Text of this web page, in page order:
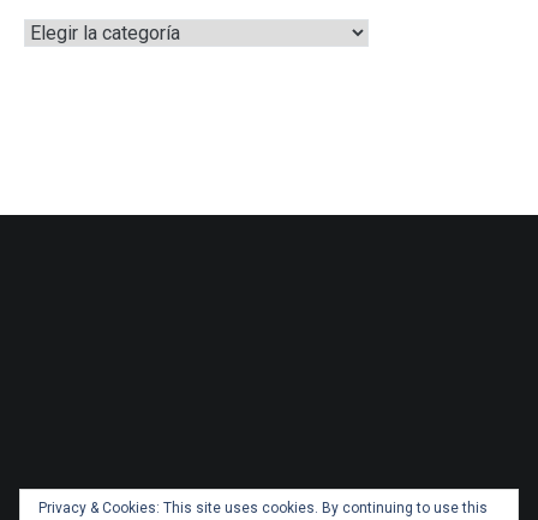
Categorías
Privacy & Cookies: This site uses cookies. By continuing to use this